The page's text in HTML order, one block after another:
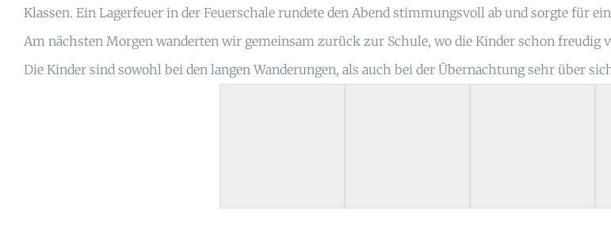
Klassen. Ein Lagerfeuer in der Feuerschale rundete den Abend stimmungsvoll ab und sorgte für
Am nächsten Morgen wanderten wir gemeinsam zurück zur Schule, wo die Kinder schon freudig
Die Kinder sind sowohl bei den langen Wanderungen, als auch bei der Übernachtung sehr über